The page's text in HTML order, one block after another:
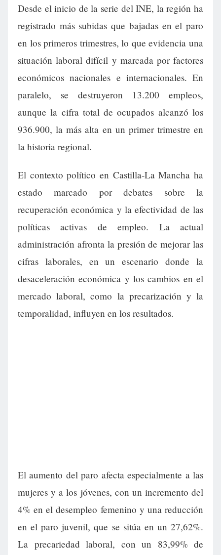
Desde el inicio de la serie del INE, la región ha
registrado más subidas que bajadas en el paro
en los primeros trimestres, lo que evidencia una
situación laboral difícil y marcada por factores
económicos nacionales e internacionales. En
paralelo, se destruyeron 13.200 empleos,
aunque la cifra total de ocupados alcanzó los
936.900, la más alta en un primer trimestre en
la historia regional.
El contexto político en Castilla-La Mancha ha
estado marcado por debates sobre la
recuperación económica y la efectividad de las
políticas activas de empleo. La actual
administración afronta la presión de mejorar las
cifras laborales, en un escenario donde la
desaceleración económica y los cambios en el
mercado laboral, como la precarización y la
temporalidad, influyen en los resultados.
El aumento del paro afecta especialmente a las
mujeres y a los jóvenes, con un incremento del
4% en el desempleo femenino y una reducción
en el paro juvenil, que se sitúa en un 27,62%.
La precariedad laboral, con un 83,99% de